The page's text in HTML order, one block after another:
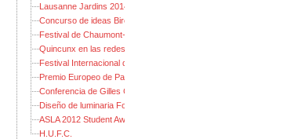
Lausanne Jardins 2014
Concurso de ideas Birco
Festival de Chaumont-sur-Loire 2013
Quincunx en las redes sociales
Festival Internacional de Jardines Ponte de Lima 2013
Premio Europeo de Paisaje Rosa Barba
Conferencia de Gilles Clément
Diseño de luminaria Fondation CLU
ASLA 2012 Student Awards
H.U.F.C.